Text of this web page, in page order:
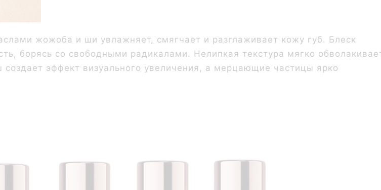
жожоба и ши увлажняет, смягчает и разглаживает кожу губ. Блеск
борясь со свободными радикалами. Нелипкая текстура мягко
эффект визуального увеличения, а мерцающие частицы ярко